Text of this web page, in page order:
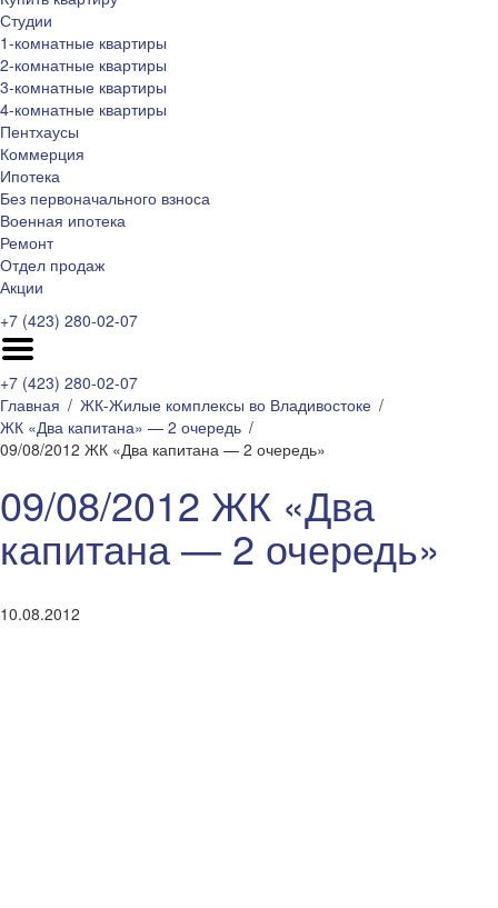
Студии
1-комнатные квартиры
2-комнатные квартиры
3-комнатные квартиры
4-комнатные квартиры
Пентхаусы
Коммерция
Ипотека
Без первоначального взноса
Военная ипотека
Ремонт
Отдел продаж
Акции
+7 (423) 280-02-07
+7 (423) 280-02-07
Главная
ЖК-Жилые комплексы во Владивостоке
ЖК «Два капитана» — 2 очередь
09/08/2012 ЖК «Два капитана — 2 очередь»
09/08/2012 ЖК «Два
капитана — 2 очередь»
10.08.2012